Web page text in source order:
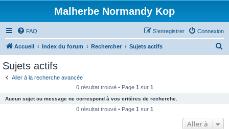
Malherbe Normandy Kop
FAQ Connexion
S’enregistrer
Accueil Index du forum Rechercher Sujets actifs
c
Sujets actifs
Aller à la recherche avancée
0 résultat trouvé • Page 1 sur 1
Aucun sujet ou message ne correspond à vos critères de recherche.
0 résultat trouvé • Page 1 sur 1
Aller à